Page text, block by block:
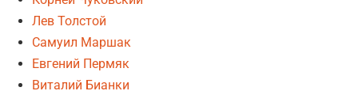
Лев Толстой
Самуил Маршак
Евгений Пермяк
Виталий Бианки